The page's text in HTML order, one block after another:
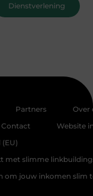
Dienstverlening
Partners
Over
Contact
Website
met slimme
om jouw inkomen slim